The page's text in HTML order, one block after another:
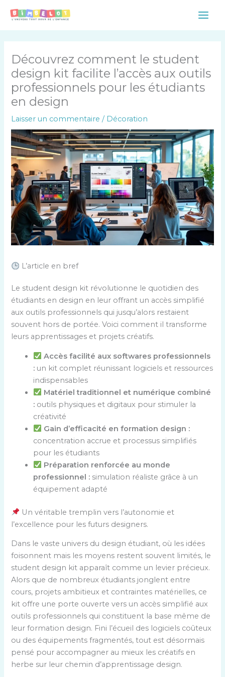
Main
Découvrez comment le student
design kit facilite l’accès aux outils
professionnels pour les étudiants
en design
Laisser un commentaire / Décoration
L’article en bref
Le student design kit révolutionne le quotidien des
étudiants en design en leur offrant un accès simplifié
aux outils professionnels qui jusqu’alors restaient
souvent hors de portée. Voici comment il transforme
leurs apprentissages et projets créatifs.
Accès facilité aux softwares professionnels
: un kit complet réunissant logiciels et ressources
indispensables
Matériel traditionnel et numérique combiné
: outils physiques et digitaux pour stimuler la
créativité
Gain d’efficacité en formation design :
concentration accrue et processus simplifiés
pour les étudiants
Préparation renforcée au monde
professionnel : simulation réaliste grâce à un
équipement adapté
Un véritable tremplin vers l’autonomie et
l’excellence pour les futurs designers.
Dans le vaste univers du design étudiant, où les idées
foisonnent mais les moyens restent souvent limités, le
student design kit apparaît comme un levier précieux.
Alors que de nombreux étudiants jonglent entre
cours, projets ambitieux et contraintes matérielles, ce
kit offre une porte ouverte vers un accès simplifié aux
outils professionnels qui constituent la base même de
leur formation design. Fini l’écueil des logiciels coûteux
ou des équipements fragmentés, tout est désormais
pensé pour accompagner au mieux les créatifs en
herbe sur leur chemin d’apprentissage design.